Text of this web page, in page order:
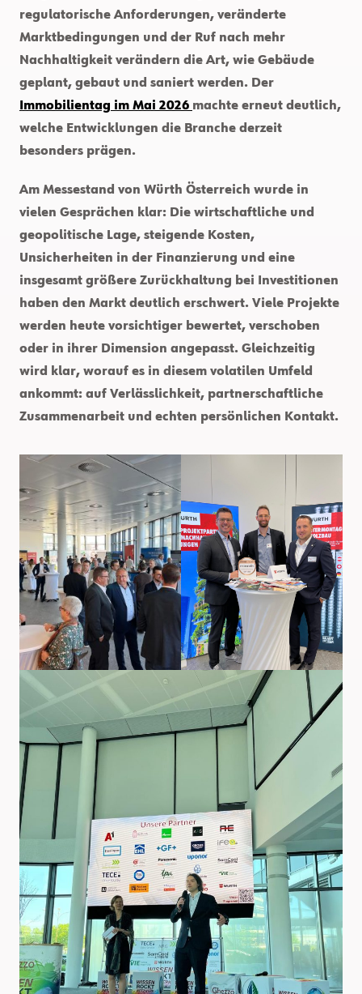
regulatorische Anforderungen, veränderte
Marktbedingungen und der Ruf nach mehr
Nachhaltigkeit verändern die Art, wie Gebäude
geplant, gebaut und saniert werden. Der
Immobilientag im Mai 2026 machte erneut deutlich,
welche Entwicklungen die Branche derzeit
besonders prägen.
Am Messestand von Würth Österreich wurde in
vielen Gesprächen klar: Die wirtschaftliche und
geopolitische Lage, steigende Kosten,
Unsicherheiten in der Finanzierung und eine
insgesamt größere Zurückhaltung bei Investitionen
haben den Markt deutlich erschwert. Viele Projekte
werden heute vorsichtiger bewertet, verschoben
oder in ihrer Dimension angepasst. Gleichzeitig
wird klar, worauf es in diesem volatilen Umfeld
ankommt: auf Verlässlichkeit, partnerschaftliche
Zusammenarbeit und echten persönlichen Kontakt.